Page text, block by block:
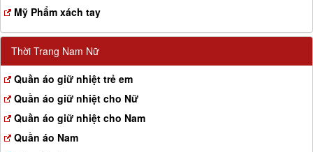
Mỹ Phẩm xách tay
Thời Trang Nam Nữ
Quần áo giữ nhiệt trẻ em
Quần áo giữ nhiệt cho Nữ
Quần áo giữ nhiệt cho Nam
Quần áo Nam